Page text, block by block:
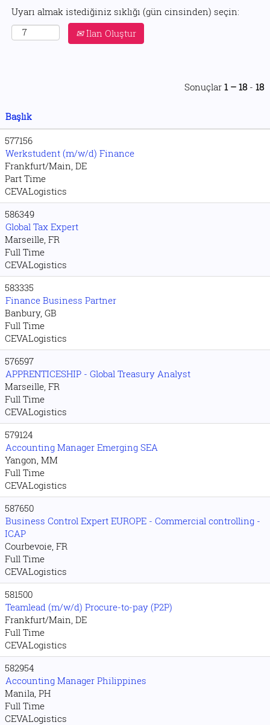
Uyarı almak istediğiniz sıklığı (gün cinsinden) seçin:
İlan Oluştur
Sonuçlar 1 – 18- 18
Başlık
577156
Werkstudent (m/w/d) Finance
Frankfurt/Main, DE
Part Time
CEVALogistics
586349
Global Tax Expert
Marseille, FR
Full Time
CEVALogistics
583335
Finance Business Partner
Banbury, GB
Full Time
CEVALogistics
576597
APPRENTICESHIP - Global Treasury Analyst
Marseille, FR
Full Time
CEVALogistics
579124
Accounting Manager Emerging SEA
Yangon, MM
Full Time
CEVALogistics
587650
Business Control Expert EUROPE - Commercial controlling -
ICAP
Courbevoie, FR
Full Time
CEVALogistics
581500
Teamlead (m/w/d) Procure-to-pay (P2P)
Frankfurt/Main, DE
Full Time
CEVALogistics
582954
Accounting Manager Philippines
Manila, PH
Full Time
CEVALogistics